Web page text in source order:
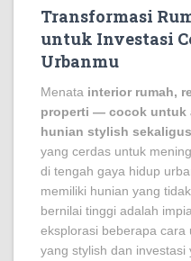
Transformasi
untuk Investasi
Urbanmu
Menata interior rumah,
properti — cocok untuk
hunian stylish
yang cerdas untuk
di tengah gaya hidup
memiliki hunian yang
bernilai tinggi adalah
eksplorasi beberapa cara
yang stylish dan